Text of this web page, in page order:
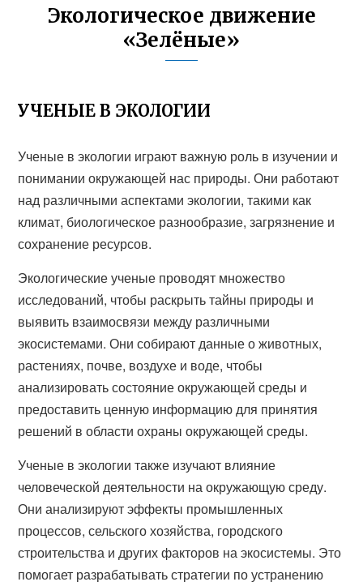
Экологическое движение
«Зелёные»
УЧЕНЫЕ В ЭКОЛОГИИ
Ученые в экологии играют важную роль в изучении и
понимании окружающей нас природы. Они работают
над различными аспектами экологии, такими как
климат, биологическое разнообразие, загрязнение и
сохранение ресурсов.
Экологические ученые проводят множество
исследований, чтобы раскрыть тайны природы и
выявить взаимосвязи между различными
экосистемами. Они собирают данные о животных,
растениях, почве, воздухе и воде, чтобы
анализировать состояние окружающей среды и
предоставить ценную информацию для принятия
решений в области охраны окружающей среды.
Ученые в экологии также изучают влияние
человеческой деятельности на окружающую среду.
Они анализируют эффекты промышленных
процессов, сельского хозяйства, городского
строительства и других факторов на экосистемы. Это
помогает разрабатывать стратегии по устранению